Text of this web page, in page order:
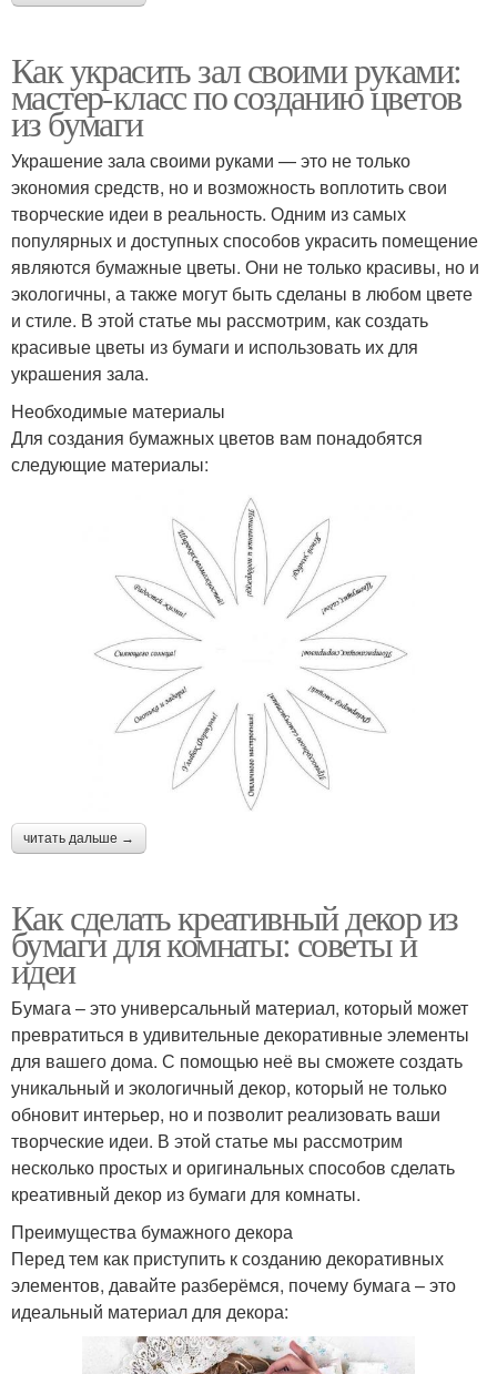
Как украсить зал своими руками:
мастер-класс по созданию цветов
из бумаги
Украшение зала своими руками — это не только
экономия средств, но и возможность воплотить свои
творческие идеи в реальность. Одним из самых
популярных и доступных способов украсить помещение
являются бумажные цветы. Они не только красивы, но и
экологичны, а также могут быть сделаны в любом цвете
и стиле. В этой статье мы рассмотрим, как создать
красивые цветы из бумаги и использовать их для
украшения зала.
Необходимые материалы
Для создания бумажных цветов вам понадобятся
следующие материалы:
читать дальше →
Как сделать креативный декор из
бумаги для комнаты: советы и
идеи
Бумага – это универсальный материал, который может
превратиться в удивительные декоративные элементы
для вашего дома. С помощью неё вы сможете создать
уникальный и экологичный декор, который не только
обновит интерьер, но и позволит реализовать ваши
творческие идеи. В этой статье мы рассмотрим
несколько простых и оригинальных способов сделать
креативный декор из бумаги для комнаты.
Преимущества бумажного декора
Перед тем как приступить к созданию декоративных
элементов, давайте разберёмся, почему бумага – это
идеальный материал для декора: